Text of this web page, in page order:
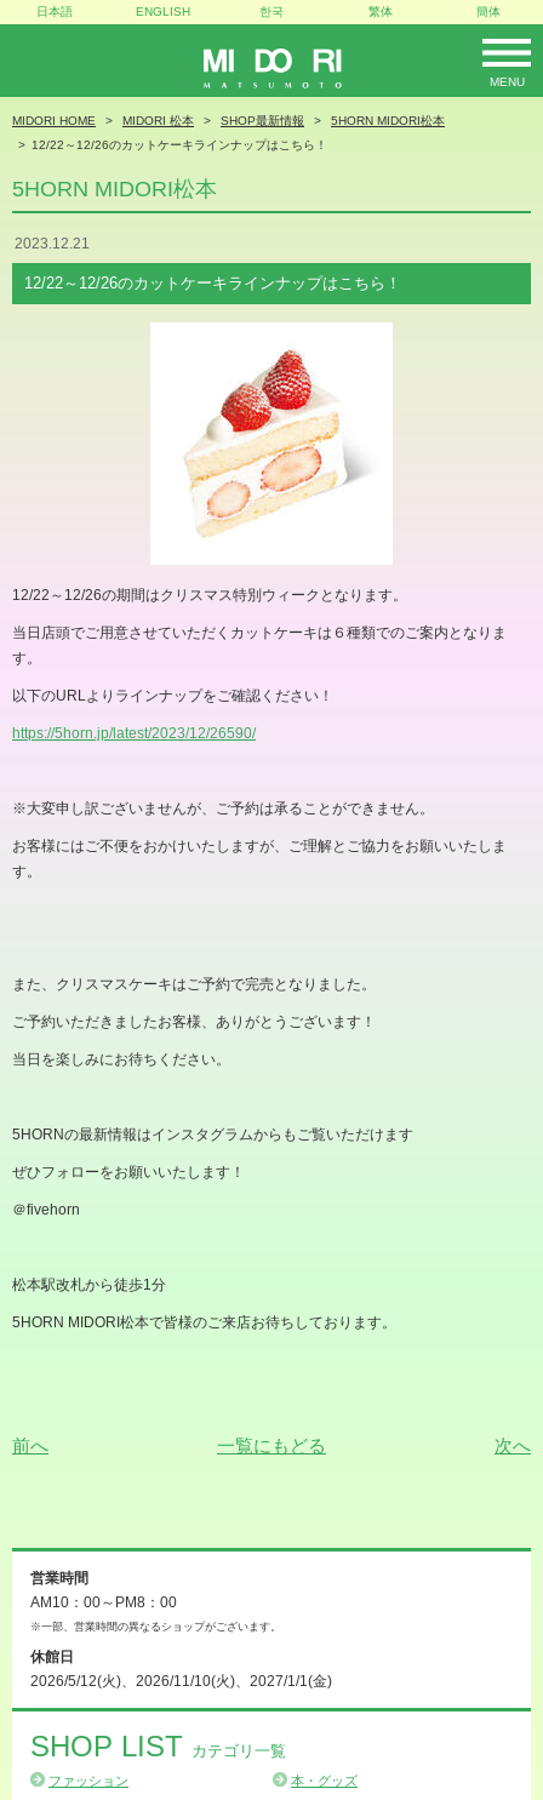
MIDORI
MENU
日本語 ENGLISH 한국 繁体 簡体
MIDORI HOME MIDORI 松本 SHOP最新情報
5HORN MIDORI松本
12/22～12/26のカットケーキラインナップはこちら！
5HORN MIDORI松本
2023.12.21
12/22～12/26のカットケーキラインナップはこちら！
12/22 ～ 12/26の期間はクリスマス特別ウィークとなります。
当日店頭でご用意させていただくカットケーキは６種類でのご案内となりま
す。
以下のURLよりラインナップをご確認ください！
https://5horn.jp/latest/2023/12/26590/
※大変申し訳ございませんが、ご予約は承ることができません。
お客様にはご不便をおかけいたしますが、ご理解とご協力をお願いいたしま
す。
また、クリスマスケーキはご予約で完売となりました。
ご予約いただきましたお客様、ありがとうございます！
当日を楽しみにお待ちください。
5HORNの最新情報はインスタグラムからもご覧いただけます
ぜひフォローをお願いいたします！
＠fivehorn
松本駅改札から徒歩1分
5HORN MIDORI 松本で皆様のご来店お待ちしております。
前へ 一覧にもどる 次へ
営業時間
AM10：00～PM8：00
※一部、営業時間の異なるショップがございます。
休館日
2026/5/12(火)、2026/11/10(火)、2027/1/1(金)
SHOP LIST カテゴリ一覧
ファッション
本・グッズ